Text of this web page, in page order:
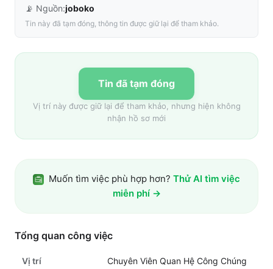
📡 Nguồn:joboko
Tin này đã tạm đóng, thông tin được giữ lại để tham khảo.
Tin đã tạm đóng
Vị trí này được giữ lại để tham khảo, nhưng hiện không
nhận hồ sơ mới
Muốn tìm việc phù hợp hơn? Thử AI tìm việc
miễn phí →
Tổng quan công việc
Vị trí Chuyên Viên Quan Hệ Công Chúng